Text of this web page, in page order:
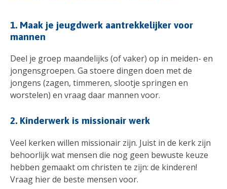
1. Maak je jeugdwerk aantrekkelijker voor
mannen
Deel je groep maandelijks (of vaker) op in meiden- en
jongensgroepen. Ga stoere dingen doen met de
jongens (zagen, timmeren, slootje springen en
worstelen) en vraag daar mannen voor.
2. Kinderwerk is missionair werk
Veel kerken willen missionair zijn. Juist in de kerk zijn
behoorlijk wat mensen die nog geen bewuste keuze
hebben gemaakt om christen te zijn: de kinderen!
Vraag hier de beste mensen voor.